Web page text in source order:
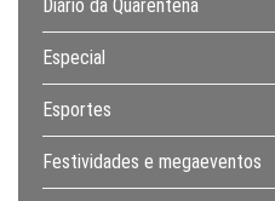
Diário da Quarentena
Especial
Esportes
Festividades e megaeventos